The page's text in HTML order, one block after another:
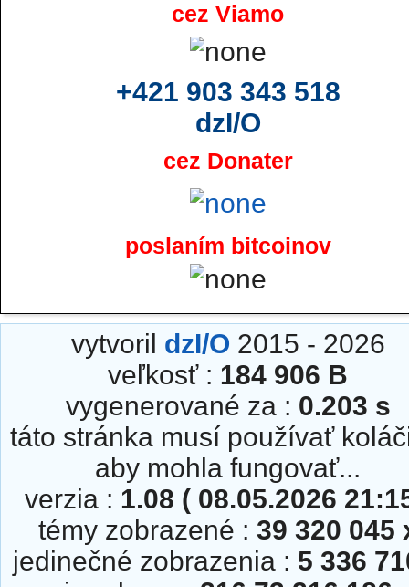
cez Viamo
+421 903 343 518
dzI/O
cez Donater
poslaním bitcoinov
vytvoril dzI/O 2015 - 2026
veľkosť : 184 906 B
vygenerované za : 0.203 s
táto stránka musí používať
aby mohla fungovať...
verzia : 1.08 ( 08.05.2026
témy zobrazené : 39 320 045
jedinečné zobrazenia : 5 336